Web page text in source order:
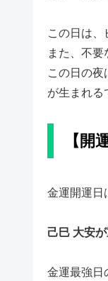
この日は、
また、不
この日の
が生まれる
【開
金運開運日
己巳 大安が
金運最強日